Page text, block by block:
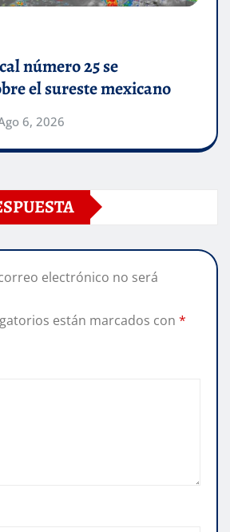
número 25 se
el sureste mexicano
6, 2026
electrónico no será
están marcados con *